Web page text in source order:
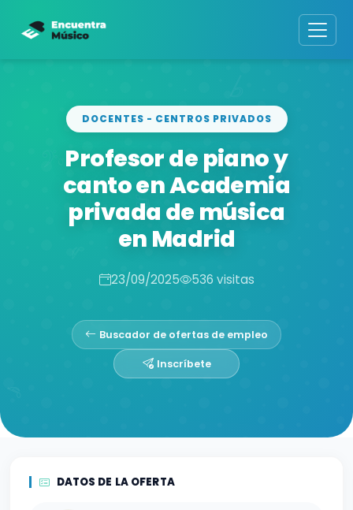
DOCENTES - CENTROS PRIVADOS
Profesor de piano y
canto en Academia
privada de música
en Madrid
23/09/2025 536 visitas
Buscador de ofertas de empleo
Inscríbete
DATOS DE LA OFERTA